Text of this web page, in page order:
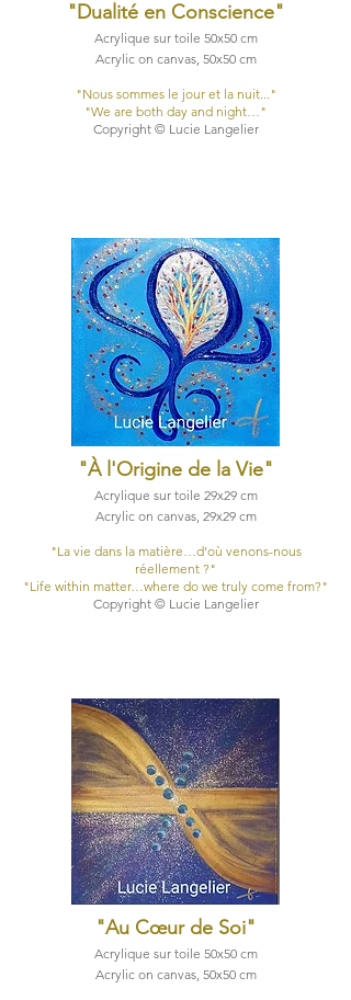
"Dualité en Conscience"
Acrylique sur toile 50x50 cm
Acrylic on canvas, 50x50 cm
​"Nous sommes le jour et la nuit..."
​"We are both day and night…"
Copyright © Lucie Langelier
"À l'Origine de la Vie"
Acrylique sur toile 29x29 cm
Acrylic on canvas, 29x29 cm​
​"La vie dans la matière…d’où venons-nous
réellement ?"
​"Life within matter…where do we truly come from?"
Copyright © Lucie Langelier
"Au Cœur de Soi"
Acrylique sur toile 50x50 cm
Acrylic on canvas, 50x50 cm